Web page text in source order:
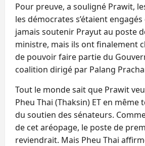
Pour preuve, a souligné Prawit,
les démocrates s’étaient engagés
jamais soutenir Prayut au poste
ministre, mais ils ont finalement
de pouvoir faire partie du
coalition dirigé par Palang
Tout le monde sait que Prawit
Pheu Thai (Thaksin) ET en même
du soutien des sénateurs.
de cet aréopage, le poste de
reviendrait. Mais Pheu Thai